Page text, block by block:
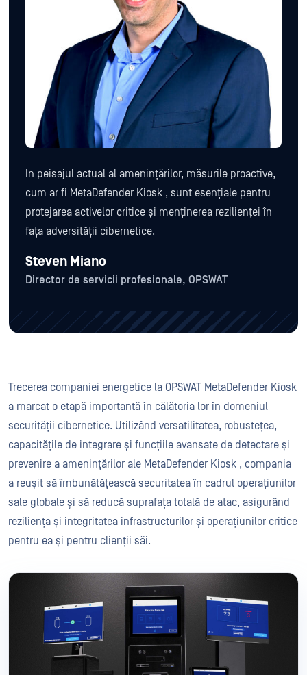
În peisajul actual al amenințărilor, măsurile proactive,
cum ar fi MetaDefender Kiosk , sunt esențiale pentru
protejarea activelor critice și menținerea rezilienței în
fața adversității cibernetice.
Steven Miano
Director de servicii profesionale, OPSWAT
Trecerea companiei energetice la OPSWAT MetaDefender Kiosk
a marcat o etapă importantă în călătoria lor în domeniul
securității cibernetice. Utilizând versatilitatea, robustețea,
capacitățile de integrare și funcțiile avansate de detectare și
prevenire a amenințărilor ale MetaDefender Kiosk , compania
a reușit să îmbunătățească securitatea în cadrul operațiunilor
sale globale și să reducă suprafața totală de atac, asigurând
reziliența și integritatea infrastructurilor și operațiunilor critice
pentru ea și pentru clienții săi.